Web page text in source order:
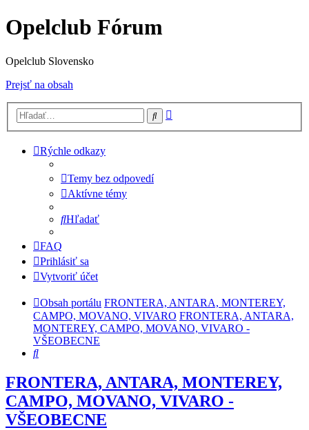
Opelclub Fórum
Opelclub Slovensko
Prejsť na obsah
Hľadať
Rýchle odkazy
Temy bez odpovedí
Aktívne témy
Hľadať
FAQ
Prihlásiť sa
Vytvoriť účet
Obsah portálu FRONTERA, ANTARA, MONTEREY,
CAMPO, MOVANO, VIVARO FRONTERA, ANTARA,
MONTEREY, CAMPO, MOVANO, VIVARO -
VŠEOBECNE
Hľadať
FRONTERA, ANTARA, MONTEREY,
CAMPO, MOVANO, VIVARO -
VŠEOBECNE